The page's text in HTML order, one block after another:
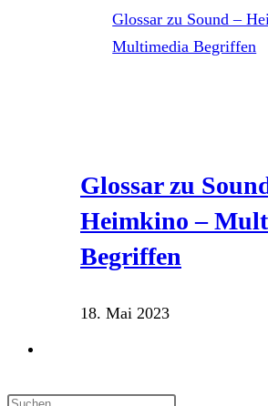
Glossar zu
Heimkino –
Begriffen
18. Mai 2023
Suche